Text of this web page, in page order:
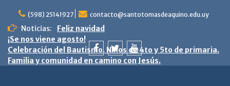
contenido
(598) 25141927 contacto@santotomasdeaquino.edu.uy
Noticias:
Feliz navidad
¡Se nos viene agosto!
Celebración del Bautismo. Niños de 4to y 5to de primaria.
Familia y comunidad en camino con Jesús.
facebooktwitteryoutube